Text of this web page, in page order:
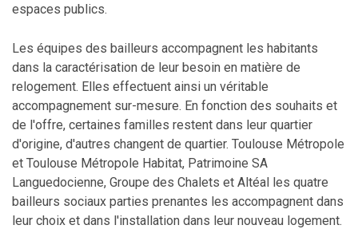
espaces publics.
Les équipes des bailleurs accompagnent les habitants
dans la caractérisation de leur besoin en matière de
relogement. Elles effectuent ainsi un véritable
accompagnement sur-mesure. En fonction des souhaits et
de l'offre, certaines familles restent dans leur quartier
d'origine, d'autres changent de quartier. Toulouse Métropole
et Toulouse Métropole Habitat, Patrimoine SA
Languedocienne, Groupe des Chalets et Altéal les quatre
bailleurs sociaux parties prenantes les accompagnent dans
leur choix et dans l'installation dans leur nouveau logement.